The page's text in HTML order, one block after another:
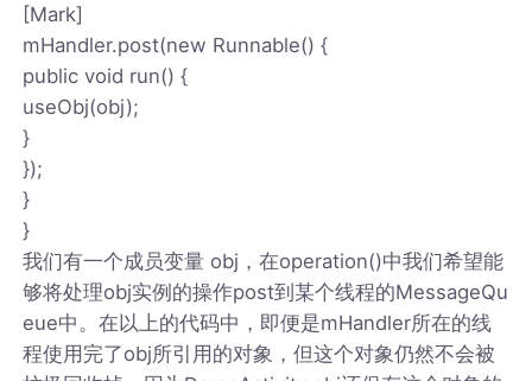
[Mark]
mHandler.post(new Runnable() {
public void run() {
useObj(obj);
}
});
}
}
我们有一个成员变量 obj，在operation()中我们希望能
够将处理obj实例的操作post到某个线程的MessageQu
eue中。在以上的代码中，即便是mHandler所在的线
程使用完了obj所引用的对象，但这个对象仍然不会被